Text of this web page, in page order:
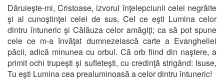
Dăruieşte-mi, Cristoase, izvorul înţelepciunii celei negrăite
şi al cunoştinţei celei de sus, Cel ce eşti Lumina celor
dintru întuneric şi Călăuza celor amăgiţi; ca să pot spune
cele ce m-a învăţat dumnezeiască carte a Evangheliei
păcii, adică minunea cu orbul. Că orb fiind din naştere, a
primit ochi trupeşti şi sufleteşti, cu credinţă strigând: Isuse,
Tu eşti Lumina cea prealuminoasă a celor dintru întuneric!